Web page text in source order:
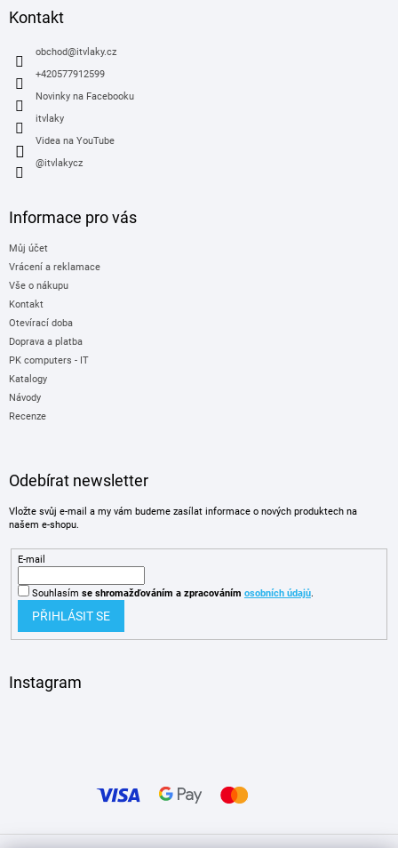
Kontakt
obchod@itvlaky.cz
+420577912599
Novinky na Facebooku
itvlaky
Videa na YouTube
@itvlakycz
Informace pro vás
Můj účet
Vrácení a reklamace
Vše o nákupu
Kontakt
Otevírací doba
Doprava a platba
PK computers - IT
Katalogy
Návody
Recenze
Odebírat newsletter
Vložte svůj e-mail a my vám budeme zasílat informace o nových produktech na
našem e-shopu.
E-mail
Souhlasím se shromažďováním a zpracováním osobních údajů.
PŘIHLÁSIT SE
Instagram